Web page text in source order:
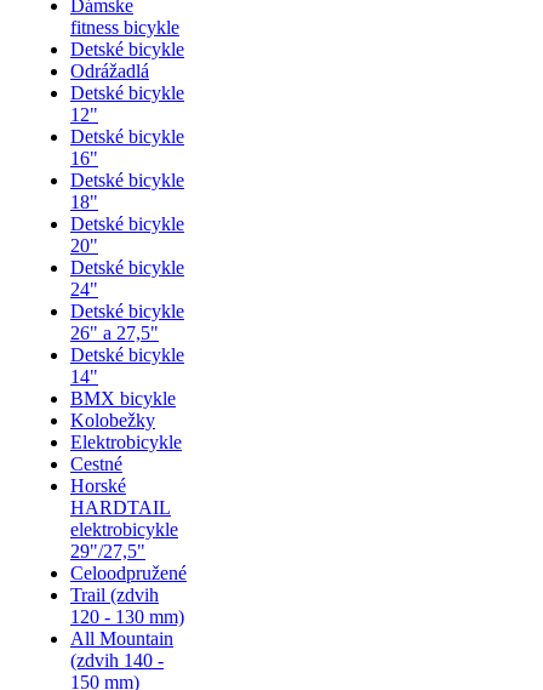
Dámske
fitness bicykle
Detské bicykle
Odrážadlá
Detské bicykle
12"
Detské bicykle
16"
Detské bicykle
18"
Detské bicykle
20"
Detské bicykle
24"
Detské bicykle
26" a 27,5"
Detské bicykle
14"
BMX bicykle
Kolobežky
Elektrobicykle
Cestné
Horské
HARDTAIL
elektrobicykle
29"/27,5"
Celoodpružené
Trail (zdvih
120 - 130 mm)
All Mountain
(zdvih 140 -
150 mm)